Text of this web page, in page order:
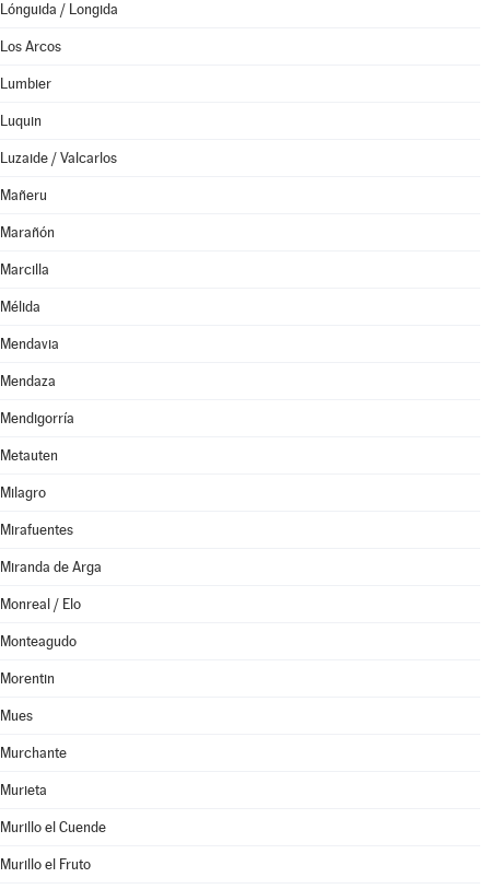
Lónguida / Longida
Los Arcos
Lumbier
Luquin
Luzaide / Valcarlos
Mañeru
Marañón
Marcilla
Mélida
Mendavia
Mendaza
Mendigorría
Metauten
Milagro
Mirafuentes
Miranda de Arga
Monreal / Elo
Monteagudo
Morentin
Mues
Murchante
Murieta
Murillo el Cuende
Murillo el Fruto